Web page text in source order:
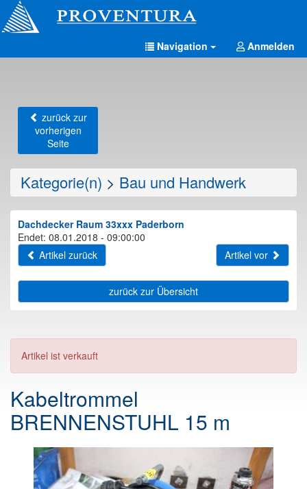
Navigation Anmelden
zurück zur
vorherigen
Seite
Kategorie(n) > Bau und Handwerk
Dachdecker Raum 33xxx Paderborn
Endet: 08.01.2018 - 09:00:00
Artikel zurück
Artikel vor
zurück zur Übersicht
Artikel ist verkauft
Kabeltrommel
BRENNENSTUHL 15 m